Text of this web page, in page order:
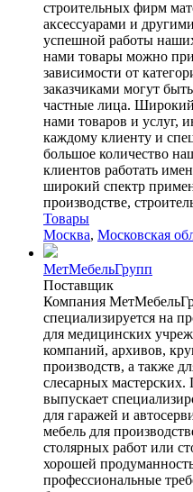
строительных фирм
аксессуарами и
успешной работы
нами товары можно
зависимости от
заказчиками могут
частные лица.
нами товаров и услуг,
каждому клиенту и
большое количество
клиентов работать
широкий спектр
производстве,
Товары
Москва, Московская
МетМебельГрупп
Поставщик
Компания
специализируется на
для медицинских
компаний, архивов,
производств, а также
слесарных
выпускает
для гаражей и
мебель для
столярных работ или
хорошей
профессиональные